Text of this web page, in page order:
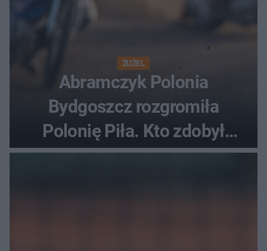
ŻUŻEL
Abramczyk Polonia
Bydgoszcz rozgromiła
Polonię Piła. Kto zdobył
najwięcej punktów?